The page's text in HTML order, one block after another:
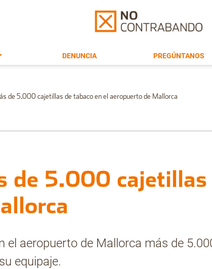
DENUNCIA PREGÚNTANOS
de 5.000 cajetillas de tabaco en el aeropuerto de Mallorca
de 5.000 cajetillas
el aeropuerto de Mallorca más de
equipaje.